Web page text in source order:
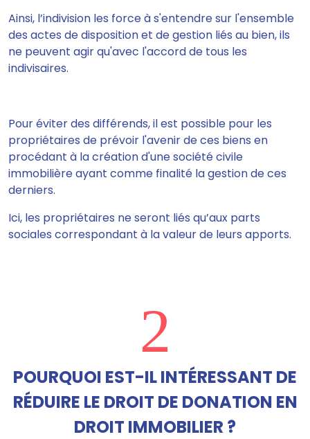
Ainsi, l’indivision les force à s'entendre sur l'ensemble
des actes de disposition et de gestion liés au bien, ils
ne peuvent agir qu'avec l'accord de tous les
indivisaires.
Pour éviter des différends, il est possible pour les
propriétaires de prévoir l'avenir de ces biens en
procédant à la création d'une société civile
immobilière ayant comme finalité la gestion de ces
derniers.
Ici, les propriétaires ne seront liés qu’aux parts
sociales correspondant à la valeur de leurs apports.
2
POURQUOI EST-IL INTÉRESSANT DE
RÉDUIRE LE DROIT DE DONATION EN
DROIT IMMOBILIER ?